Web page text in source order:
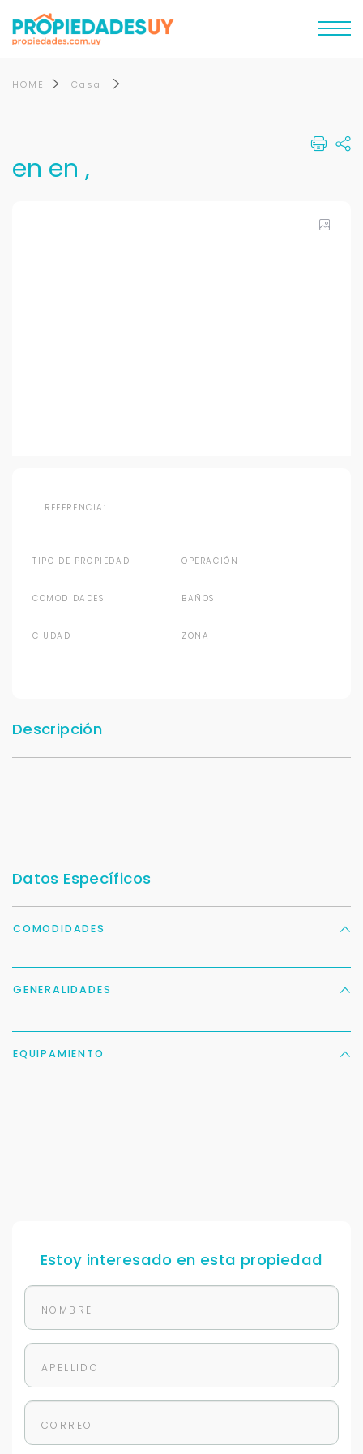
HOME Casa
en en ,
REFERENCIA:
TIPO DE PROPIEDAD OPERACIÓN
COMODIDADES BAÑOS
CIUDAD ZONA
Descripción
Datos Específicos
COMODIDADES
GENERALIDADES
EQUIPAMIENTO
Estoy interesado en esta propiedad